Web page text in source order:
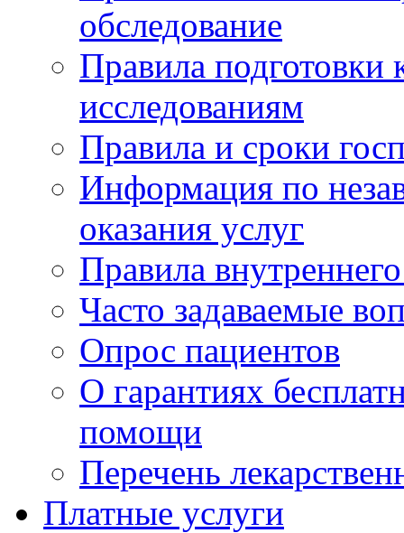
обследование
Правила подготовки
исследованиям
Правила и сроки
Информация по
оказания услуг
Правила
Часто задаваемые
Опрос пациентов
О гарантиях
помощи
Перечень
Платные услуги